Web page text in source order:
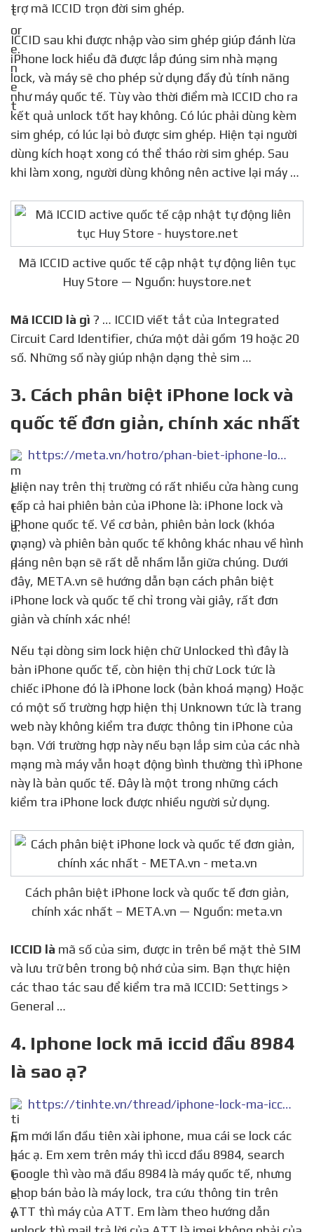
trợ mã ICCID trọn đời sim ghép.
ICCID sau khi được nhập vào sim ghép giúp đánh lừa
iPhone lock hiểu đã được lắp đúng sim nhà mạng
lock, và máy sẽ cho phép sử dụng đầy đủ tính năng
như máy quốc tế. Tùy vào thời điểm mà ICCID cho ra
kết quả unlock tốt hay không. Có lúc phải dùng kèm
sim ghép, có lúc lại bỏ được sim ghép. Hiện tại người
dùng kích hoạt xong có thể tháo rời sim ghép. Sau
khi làm xong, người dùng không nên active lại máy …
Mã ICCID active quốc tế cập nhật tự động liên tục
Huy Store — Nguồn: huystore.net
Mã ICCID là gì ? … ICCID viết tắt của Integrated
Circuit Card Identifier, chứa một dải gồm 19 hoặc 20
số. Những số này giúp nhận dạng thẻ sim …
3. Cách phân biệt iPhone lock và
quốc tế đơn giản, chính xác nhất
https://meta.vn/hotro/phan-biet-iphone-lock-va-quoc-te-11844
Hiện nay trên thị trường có rất nhiều cửa hàng cung
cấp cả hai phiên bản của iPhone là: iPhone lock và
iPhone quốc tế. Về cơ bản, phiên bản lock (khóa
mạng) và phiên bản quốc tế không khác nhau về hình
dáng nên bạn sẽ rất dễ nhầm lẫn giữa chúng. Dưới
đây, META.vn sẽ hướng dẫn bạn cách phân biệt
iPhone lock và quốc tế chỉ trong vài giây, rất đơn
giản và chính xác nhé!
Nếu tại dòng sim lock hiện chữ Unlocked thì đây là
bản iPhone quốc tế, còn hiện thị chữ Lock tức là
chiếc iPhone đó là iPhone lock (bản khoá mạng) Hoặc
có một số trường hợp hiện thị Unknown tức là trang
web này không kiểm tra được thông tin iPhone của
bạn. Với trường hợp này nếu bạn lắp sim của các nhà
mạng mà máy vẫn hoạt động bình thường thì iPhone
này là bản quốc tế. Đây là một trong những cách
kiểm tra iPhone lock được nhiều người sử dụng.
Cách phân biệt iPhone lock và quốc tế đơn giản,
chính xác nhất – META.vn — Nguồn: meta.vn
ICCID là mã số của sim, được in trên bề mặt thẻ SIM
và lưu trữ bên trong bộ nhớ của sim. Bạn thực hiện
các thao tác sau để kiểm tra mã ICCID: Settings >
General …
4. Iphone lock mã iccid đầu 8984
là sao ạ?
https://tinhte.vn/thread/iphone-lock-ma-iccid-dau-8984-la-sao-a.2935594/
Em mới lần đầu tiên xài iphone, mua cái se lock các
bác ạ. Em xem trên máy thì iccd đầu 8984, search
Google thì vào mã đầu 8984 là máy quốc tế, nhưng
shop bán bảo là máy lock, tra cứu thông tin trên
ATT thì máy của ATT. Em làm theo hướng dẫn